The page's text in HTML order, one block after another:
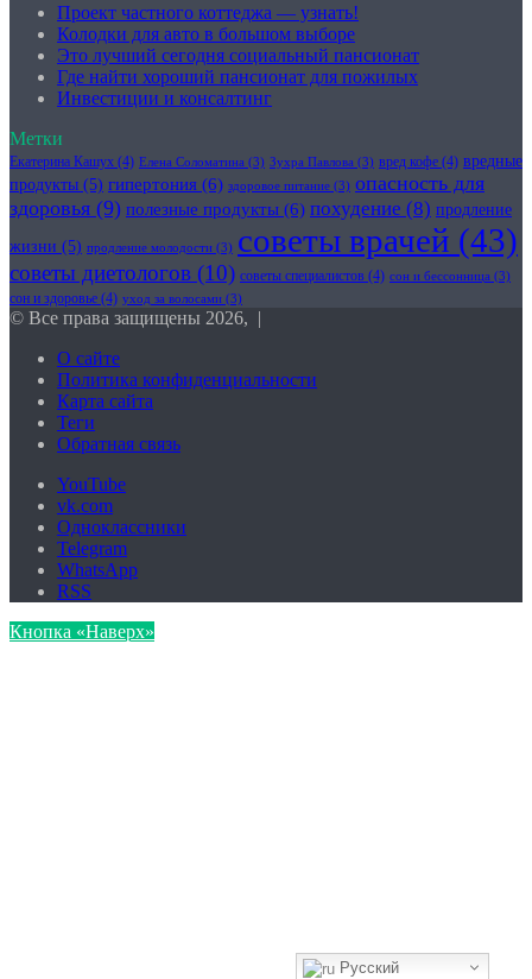
Проект частного коттеджа — узнать!
Колодки для авто в большом выборе
Это лучший сегодня социальный пансионат
Где найти хороший пансионат для пожилых
Инвестиции и консалтинг
Метки
Екатерина Кашух (4) Елена Соломатина (3) Зухра Павлова (3) вред кофе (4) вредные
продукты (5) гипертония (6) здоровое питание (3) опасность для
здоровья (9) полезные продукты (6) похудение (8) продление
жизни (5) продление молодости (3) советы врачей (43)
советы диетологов (10) советы специалистов (4) сон и бессонница (3)
сон и здоровье (4) уход за волосами (3)
© Все права защищены 2026, |
О сайте
Политика конфиденциальности
Карта сайта
Теги
Обратная связь
YouTube
vk.com
Одноклассники
Telegram
WhatsApp
RSS
Кнопка «Наверх»
Русский